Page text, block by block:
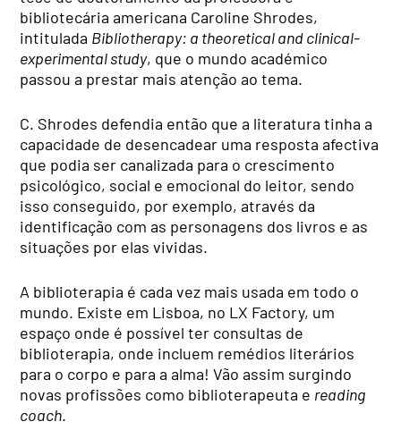
bibliotecária americana Caroline Shrodes,
intitulada Bibliotherapy: a theoretical and clinical-
experimental study, que o mundo académico
passou a prestar mais atenção ao tema.
C. Shrodes defendia então que a literatura tinha a
capacidade de desencadear uma resposta afectiva
que podia ser canalizada para o crescimento
psicológico, social e emocional do leitor, sendo
isso conseguido, por exemplo, através da
identificação com as personagens dos livros e as
situações por elas vividas.
A biblioterapia é cada vez mais usada em todo o
mundo. Existe em Lisboa, no LX Factory, um
espaço onde é possível ter consultas de
biblioterapia, onde incluem remédios literários
para o corpo e para a alma! Vão assim surgindo
novas profissões como biblioterapeuta e reading
coach.